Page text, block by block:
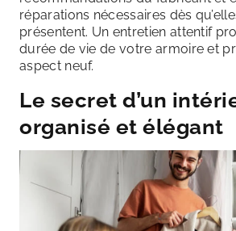
réparations nécessaires dès
présentent. Un entretien attentif
durée de vie de votre armoire et
aspect neuf.
Le secret d’un
organisé et élégant